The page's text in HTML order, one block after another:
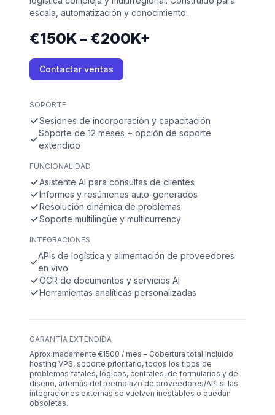
escala, automatización y conocimiento.
€150K – €200K+
Contactar ventas
SOPORTE
Sesiones de incorporación y capacitación
Soporte de 12 meses + opción de soporte
extendido
FUNCIONALIDAD
Asistente AI para consultas de clientes
Informes y resúmenes auto-generados
Resolución dinámica de problemas
Soporte multilingüe y multicurrency
INTEGRACIONES
APIs de logística y alimentación de proveedores
en vivo
OCR de documentos y servicios AI
Herramientas analíticas personalizadas
GARANTÍA EXTENDIDA
Aproximadamente €1500 / mes – Cobertura total incluido
hosting VPS, soporte prioritario, todos los tipos de
problemas fatales, lógicos, centrales, de formularios y de
diseño, además del reemplazo de proveedores/API si las
integraciones externas se vuelven inestables o quedan
obsoletas.